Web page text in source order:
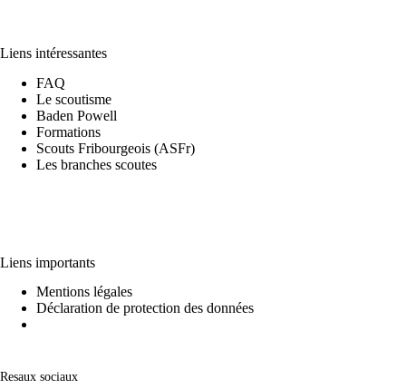
Liens intéressantes
FAQ
Le scoutisme
Baden Powell
Formations
Scouts Fribourgeois (ASFr)
Les branches scoutes
Liens importants
Mentions légales
Déclaration de protection des données
Resaux sociaux